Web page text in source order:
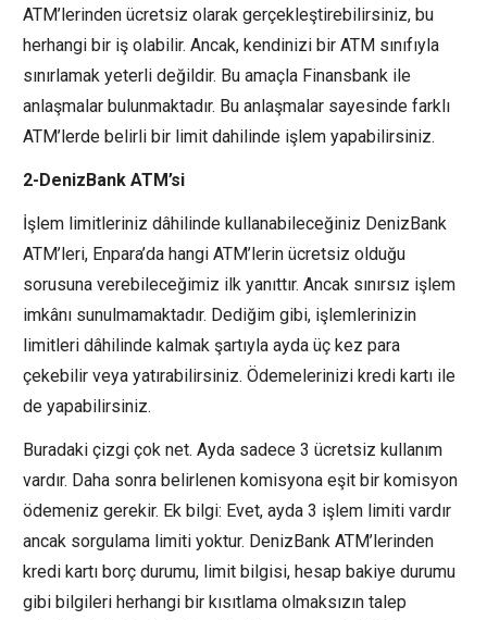
ATM’lerinden ücretsiz olarak gerçekleştirebilirsiniz, bu
herhangi bir iş olabilir. Ancak, kendinizi bir ATM sınıfıyla
sınırlamak yeterli değildir. Bu amaçla Finansbank ile
anlaşmalar bulunmaktadır. Bu anlaşmalar sayesinde farklı
ATM’lerde belirli bir limit dahilinde işlem yapabilirsiniz.
2-DenizBank ATM’si
İşlem limitleriniz dâhilinde kullanabileceğiniz DenizBank
ATM’leri, Enpara’da hangi ATM’lerin ücretsiz olduğu
sorusuna verebileceğimiz ilk yanıttır. Ancak sınırsız işlem
imkânı sunulmamaktadır. Dediğim gibi, işlemlerinizin
limitleri dâhilinde kalmak şartıyla ayda üç kez para
çekebilir veya yatırabilirsiniz. Ödemelerinizi kredi kartı ile
de yapabilirsiniz.
Buradaki çizgi çok net. Ayda sadece 3 ücretsiz kullanım
vardır. Daha sonra belirlenen komisyona eşit bir komisyon
ödemeniz gerekir. Ek bilgi: Evet, ayda 3 işlem limiti vardır
ancak sorgulama limiti yoktur. DenizBank ATM’lerinden
kredi kartı borç durumu, limit bilgisi, hesap bakiye durumu
gibi bilgileri herhangi bir kısıtlama olmaksızın talep